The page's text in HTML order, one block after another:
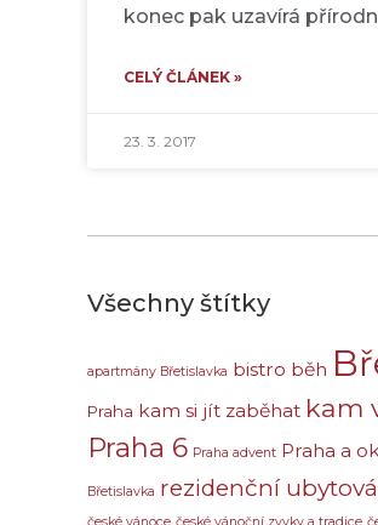
konec pak uzavírá
CELÝ ČLÁNEK »
23. 3. 2017
Všechny štítky
apartmány Břetislavka bistro běh
Praha kam si jít zaběhat kam
Praha 6 Praha advent Praha a
Břetislavka rezidenční
české vánoce české vánoční zvyky a tradice